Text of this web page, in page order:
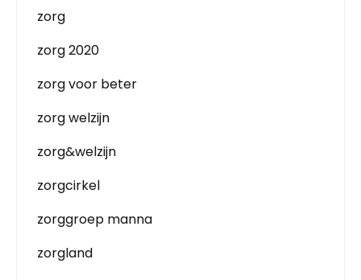
zorg
zorg 2020
zorg voor beter
zorg welzijn
zorg&welzijn
zorgcirkel
zorggroep manna
zorgland